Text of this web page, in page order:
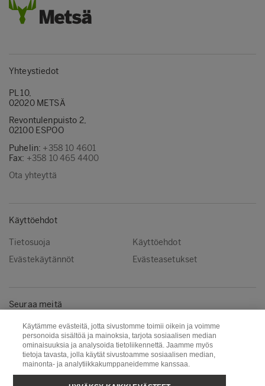
Yhteystiedot
PL 10,
02020 METSÄ
Revontulenpuisto 2,
02100 ESPOO
Puhelin: +358 10 4601
Fax: +358 10 465 4400
Ota yhteyttä
Käyttöehdot
Tietosuoja
Käyttöehdot
Evästekäytännöt
Evästeasetukset
Seuraa meitä
Facebook
Instagram
Linkedin
Youtube
Käytämme evästeitä, jotta sivustomme toimii oikein ja voimme
personoida sisältöä ja mainoksia, tarjota sosiaalisen median
ominaisuuksia ja analysoida tietoliikennettä. Jaamme myös
tietoja tavasta, jolla käytät sivustoamme sosiaalisen median,
mainonta- ja analytiikkakumppaneidemme kanssaa.